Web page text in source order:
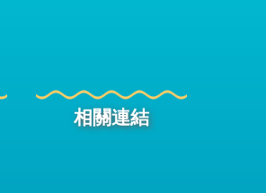
相關連結